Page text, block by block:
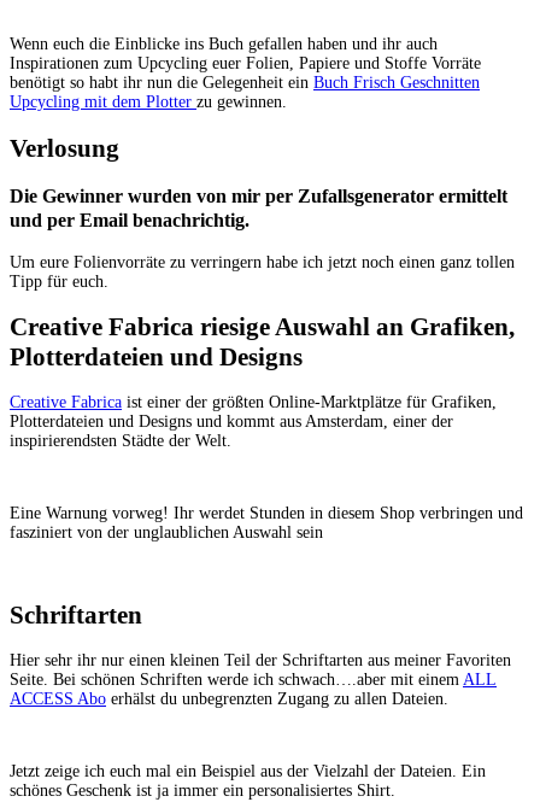
Wenn euch die Einblicke ins Buch gefallen haben und ihr auch
Inspirationen zum Upcycling euer Folien, Papiere und Stoffe Vorräte
benötigt so habt ihr nun die Gelegenheit ein Buch Frisch Geschnitten
Upcycling mit dem Plotter zu gewinnen.
Verlosung
Die Gewinner wurden von mir per Zufallsgenerator ermittelt
und per Email benachrichtig.
Um eure Folienvorräte zu verringern habe ich jetzt noch einen ganz tollen
Tipp für euch.
Creative Fabrica riesige Auswahl an Grafiken,
Plotterdateien und Designs
Creative Fabrica ist einer der größten Online-Marktplätze für Grafiken,
Plotterdateien und Designs und kommt aus Amsterdam, einer der
inspirierendsten Städte der Welt.
Eine Warnung vorweg! Ihr werdet Stunden in diesem Shop verbringen und
fasziniert von der unglaublichen Auswahl sein
Schriftarten
Hier sehr ihr nur einen kleinen Teil der Schriftarten aus meiner Favoriten
Seite. Bei schönen Schriften werde ich schwach….aber mit einem ALL
ACCESS Abo erhälst du unbegrenzten Zugang zu allen Dateien.
Jetzt zeige ich euch mal ein Beispiel aus der Vielzahl der Dateien. Ein
schönes Geschenk ist ja immer ein personalisiertes Shirt.